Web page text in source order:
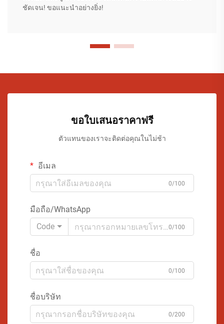
ชัดเจน! ขอแนะนำอย่างยิ่ง!
ขอใบเสนอราคาฟรี
ตัวแทนของเราจะติดต่อคุณในไม่ช้า
อีเมล
0/100
มือถือ/WhatsApp
Code
0/100
ชื่อ
0/100
ชื่อบริษัท
0/200